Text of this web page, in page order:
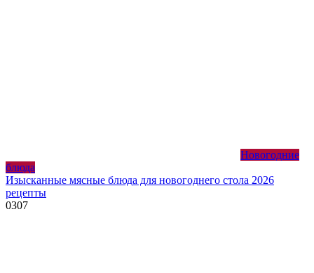
Новогодние
блюда
Изысканные мясные блюда для новогоднего стола 2026
рецепты
0307